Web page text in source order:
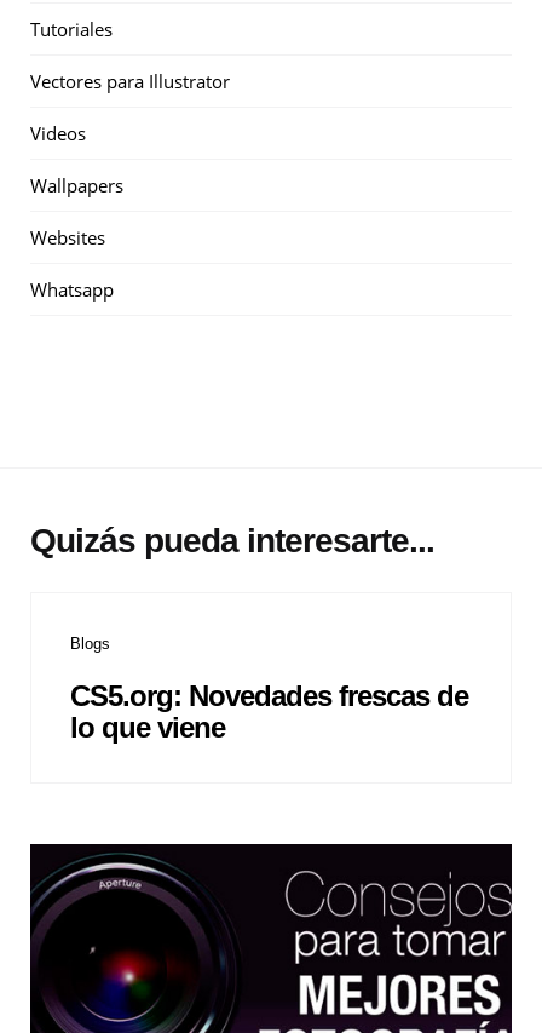
Tutoriales
Vectores para Illustrator
Videos
Wallpapers
Websites
Whatsapp
Quizás pueda interesarte...
Blogs
CS5.org: Novedades frescas de
lo que viene